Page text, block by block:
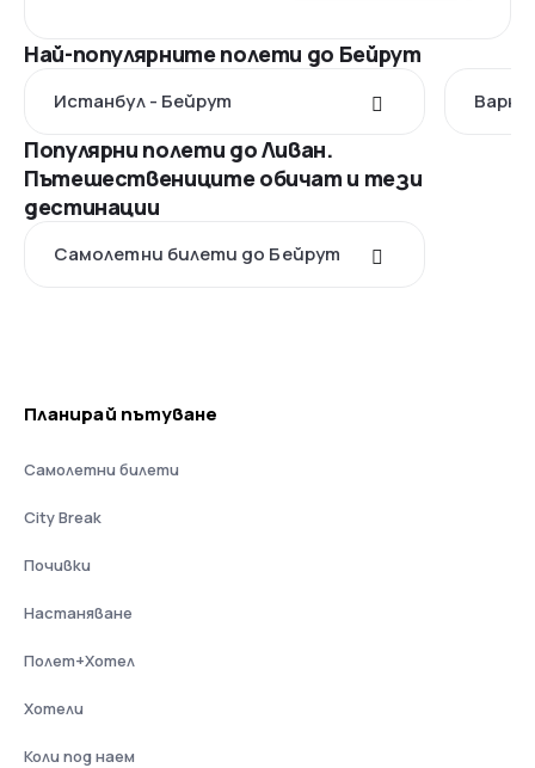
Най-популярните полети до Бейрут
Истанбул - Бейрут
Популярни полети до Ливан.
Пътешествениците обичат и тези
дестинации
Самолетни билети до Бейрут
Планирай пътуване
Самолетни билети
City Break
Почивки
Настаняване
Полет+Хотел
Хотели
Коли под наем